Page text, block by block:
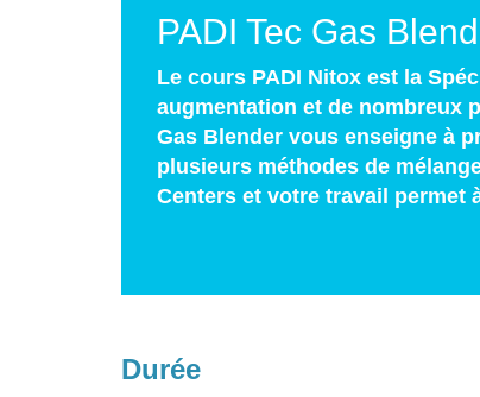
PADI Tec Gas
Le cours PADI Nitox est la
augmentation et de nombreux
Gas Blender vous enseigne à
plusieurs méthodes de
Centers et votre travail permet
Durée